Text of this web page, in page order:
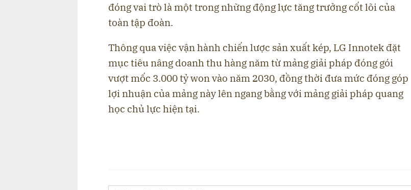
đóng vai trò là một trong những động lực tăng trưởng cốt lõi của
toàn tập đoàn.
Thông qua việc vận hành chiến lược sản xuất kép, LG Innotek đặt
mục tiêu nâng doanh thu hàng năm từ mảng giải pháp đóng gói
vượt mốc 3.000 tỷ won vào năm 2030, đồng thời đưa mức đóng góp
lợi nhuận của mảng này lên ngang bằng với mảng giải pháp quang
học chủ lực hiện tại.